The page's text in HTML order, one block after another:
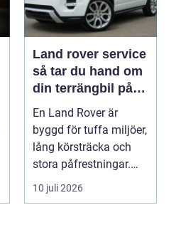
Land rover service
så tar du hand om
din terrängbil på
rätt sätt
En Land Rover är
byggd för tuffa miljöer,
lång körsträcka och
stora påfrestningar.
Samtidigt är det ...
10 juli 2026